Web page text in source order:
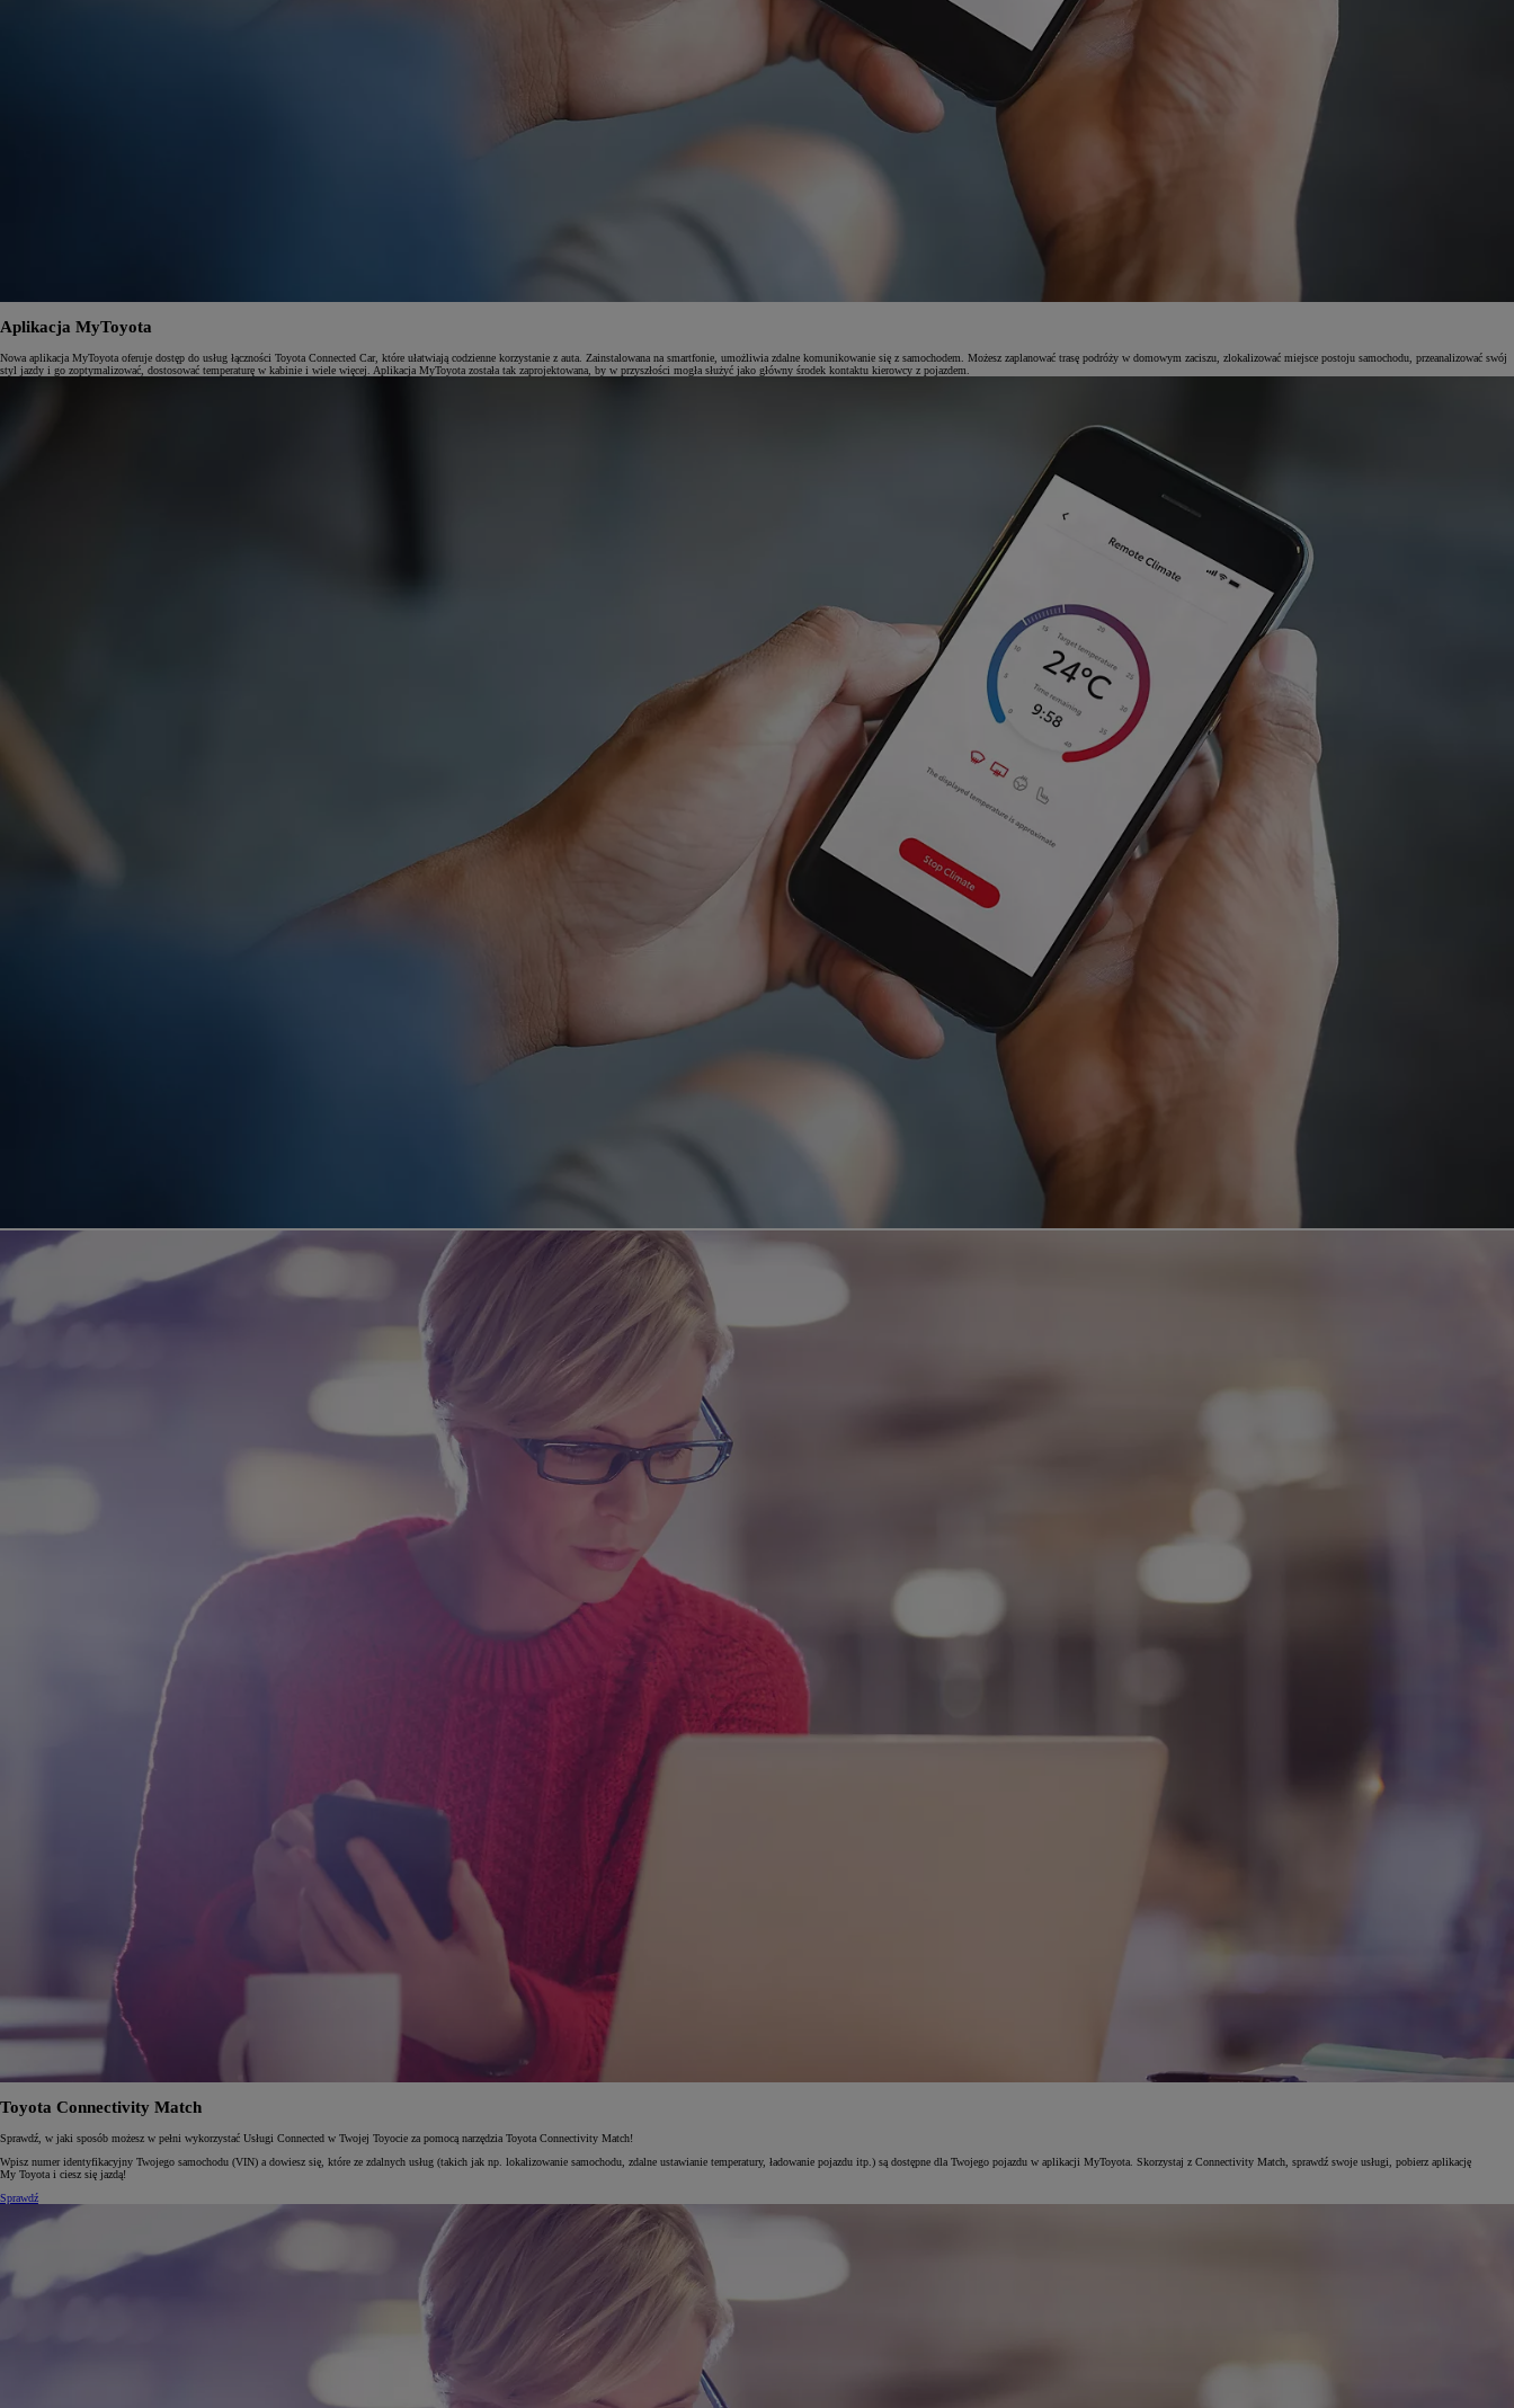
Od105 300 zł
Corolla Hatchback
HYBRID
Aplikacja MyToyota
Nowa aplikacja MyToyota oferuje dostęp do usług łączności Toyota Connected Car, które ułatwiają codzienne korzystanie z auta. Zainstalowana na smartfonie, umożliwia zdalne komunikowanie się z samochodem. Możesz zaplanować trasę podróży w domowym zaciszu, zlokalizować miejsce postoju samochodu, przeanalizować swój
styl jazdy i go zoptymalizować, dostosować temperaturę w kabinie i wiele więcej. Aplikacja MyToyota została tak zaprojektowana, by w przyszłości mogła służyć jako główny środek kontaktu kierowcy z pojazdem.
Toyota Connectivity Match
Sprawdź, w jaki sposób możesz w pełni wykorzystać Usługi Connected w Twojej Toyocie za pomocą narzędzia Toyota Connectivity Match!
Wpisz numer identyfikacyjny Twojego samochodu (VIN) a dowiesz się, które ze zdalnych usług (takich jak np. lokalizowanie samochodu, zdalne ustawianie temperatury, ładowanie pojazdu itp.) są dostępne dla Twojego pojazdu w aplikacji MyToyota. Skorzystaj z Connectivity Match, sprawdź swoje usługi, pobierz aplikację
My Toyota i ciesz się jazdą!
Sprawdź